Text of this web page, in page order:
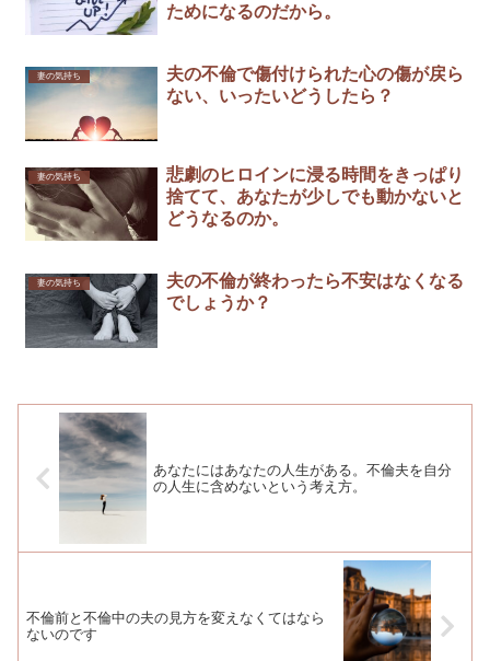
ためになるのだから。
妻の気持ち
夫の不倫で傷付けられた心の傷が戻ら
ない、いったいどうしたら？
妻の気持ち
悲劇のヒロインに浸る時間をきっぱり
捨てて、あなたが少しでも動かないと
どうなるのか。
妻の気持ち
夫の不倫が終わったら不安はなくなる
でしょうか？
あなたにはあなたの人生がある。不倫夫を自分
の人生に含めないという考え方。
不倫前と不倫中の夫の見方を変えなくてはなら
ないのです